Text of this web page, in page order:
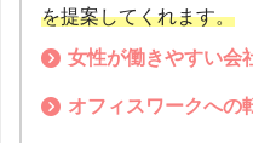
を提案してくれます。
女性が働きやすい会
オフィスワークへの